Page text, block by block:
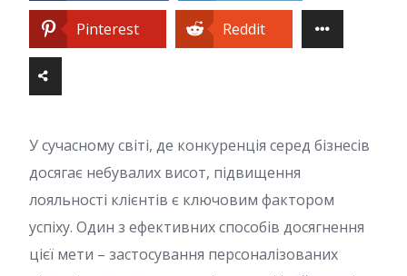
Pinterest Reddit
У сучасному світі, де конкуренція серед бізнесів
досягає небувалих висот, підвищення
лояльності клієнтів є ключовим фактором
успіху. Один з ефективних способів досягнення
цієї мети – застосування персоналізованих